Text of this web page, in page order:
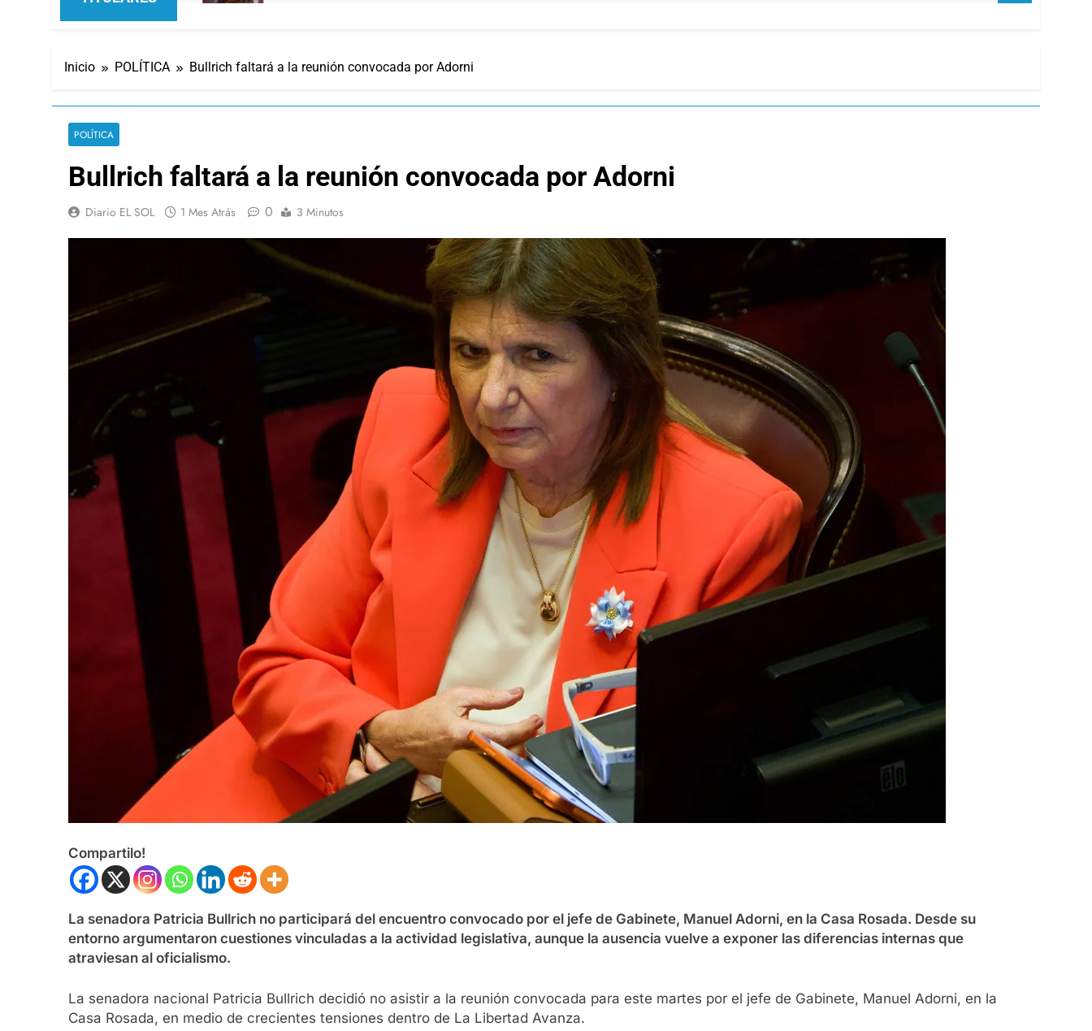
Inicio POLÍTICA Bullrich faltará a la reunión convocada por Adorni
POLÍTICA
Bullrich faltará a la reunión convocada por Adorni
Diario EL SOL 1 Mes Atrás 0 3 Minutos
Compartilo!
La senadora Patricia Bullrich no participará del encuentro convocado por el jefe de Gabinete, Manuel Adorni, en la Casa Rosada. Desde su
entorno argumentaron cuestiones vinculadas a la actividad legislativa, aunque la ausencia vuelve a exponer las diferencias internas que
atraviesan al oficialismo.
La senadora nacional Patricia Bullrich decidió no asistir a la reunión convocada para este martes por el jefe de Gabinete, Manuel Adorni, en la
Casa Rosada, en medio de crecientes tensiones dentro de La Libertad Avanza.